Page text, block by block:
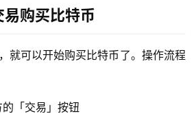
购买比特币
就可以开始购买比特币了。操作流程
「交易」按钮